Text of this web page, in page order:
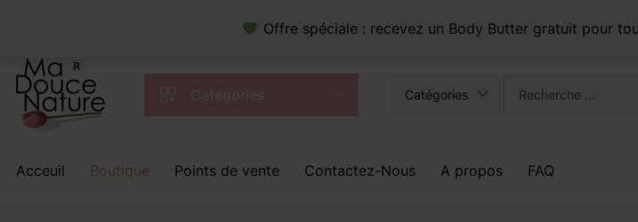
Catégories
Acceuil Boutique Points de vente Contactez-Nous A propos FAQ
Offre spéciale : recevez un Body Butter gratuit pour